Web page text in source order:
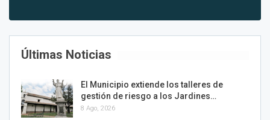
Últimas Noticias
El Municipio extiende los talleres de
gestión de riesgo a los Jardines…
8 Ago, 2026